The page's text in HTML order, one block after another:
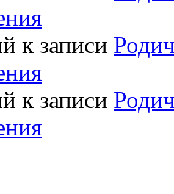
к записи
к записи